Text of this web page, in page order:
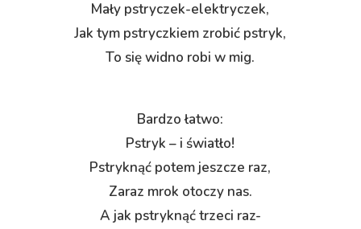
Mały pstryczek-elektryczek,
Jak tym pstryczkiem zrobić pstryk,
To się widno robi w mig.
Bardzo łatwo:
Pstryk – i światło!
Pstryknąć potem jeszcze raz,
Zaraz mrok otoczy nas.
A jak pstryknąć trzeci raz-